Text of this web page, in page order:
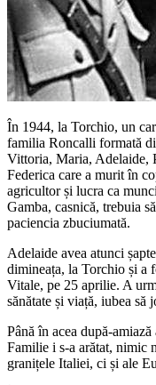
În 1944, la Torchio, un
familia Roncalli formată
Vittoria, Maria, Adelaide,
Federica care a murit în
agricultor și lucra ca
Gamba, casnică, trebuia
paciencia zbuciumată.
Adelaide avea atunci
dimineața, la Torchio și a
Vitale, pe 25 aprilie. A
sănătate și viață, iubea să
Până în acea după-
Familie i s-a arătat, nimic
granițele Italiei, ci și ale